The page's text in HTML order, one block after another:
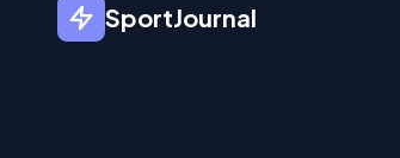
SportJournal